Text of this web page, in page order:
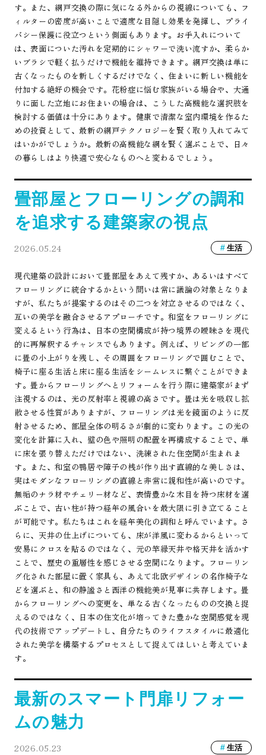
す。また、網戸交換の際に気になる外からの視線についても、フ
ィルターの密度が高いことで適度な目隠し効果を発揮し、プライ
バシー保護に役立つという側面もあります。お手入れについて
は、表面についた汚れを定期的にシャワーで洗い流すか、柔らか
いブラシで軽く払うだけで機能を維持できます。網戸交換は単に
古くなったものを新しくするだけでなく、住まいに新しい機能を
付加する絶好の機会です。花粉症に悩む家族がいる場合や、大通
りに面した立地にお住まいの場合は、こうした高機能な選択肢を
検討する価値は十分にあります。健康で清潔な室内環境を作るた
めの投資として、最新の網戸テクノロジーを賢く取り入れてみて
はいかがでしょうか。最新の高機能な網を賢く選ぶことで、日々
の暮らしはより快適で安心なものへと変わるでしょう。
畳部屋とフローリングの調和
を追求する建築家の視点
2026.05.24 生活
現代建築の設計において畳部屋をあえて残すか、あるいはすべて
フローリングに統合するかという問いは常に議論の対象となりま
すが、私たちが提案するのはその二つを対立させるのではなく、
互いの美学を融合させるアプローチです。和室をフローリングに
変えるという行為は、日本の空間構成が持つ境界の曖昧さを現代
的に再解釈するチャンスでもあります。例えば、リビングの一部
に畳の小上がりを残し、その周囲をフローリングで囲むことで、
椅子に座る生活と床に座る生活をシームレスに繋ぐことができま
す。畳からフローリングへとリフォームを行う際に建築家がまず
注視するのは、光の反射率と視線の高さです。畳は光を吸収し拡
散させる性質がありますが、フローリングは光を鏡面のように反
射させるため、部屋全体の明るさが劇的に変わります。この光の
変化を計算に入れ、壁の色や照明の配置を再構成することで、単
に床を張り替えただけではない、洗練された住空間が生まれま
す。また、和室の鴨居や障子の桟が作り出す直線的な美しさは、
実はモダンなフローリングの直線と非常に親和性が高いのです。
無垢のナラ材やチェリー材など、表情豊かな木目を持つ床材を選
ぶことで、古い柱が持つ経年の風合いを最大限に引き立てること
が可能です。私たちはこれを経年美化の調和と呼んでいます。さ
らに、天井の仕上げについても、床が洋風に変わるからといって
安易にクロスを貼るのではなく、元の竿縁天井や格天井を活かす
ことで、歴史の重層性を感じさせる空間になります。フローリン
グ化された部屋に置く家具も、あえて北欧デザインの名作椅子な
どを選ぶと、和の静謐さと西洋の機能美が見事に共存します。畳
からフローリングへの変更を、単なる古くなったものの交換と捉
えるのではなく、日本の住文化が培ってきた豊かな空間感覚を現
代の技術でアップデートし、自分たちのライフスタイルに最適化
された美学を構築するプロセスとして捉えてほしいと考えていま
す。
最新のスマート門扉リフォー
ムの魅力
2026.05.23 生活